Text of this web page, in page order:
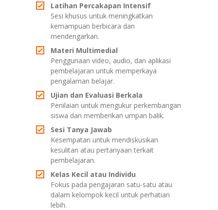
Latihan Percakapan Intensif
Sesi khusus untuk meningkatkan
kemampuan berbicara dan
mendengarkan.
Materi Multimedial
Penggunaan video, audio, dan aplikasi
pembelajaran untuk memperkaya
pengalaman belajar.
Ujian dan Evaluasi Berkala
Penilaian untuk mengukur perkembangan
siswa dan memberikan umpan balik.
Sesi Tanya Jawab
Kesempatan untuk mendiskusikan
kesulitan atau pertanyaan terkait
pembelajaran.
Kelas Kecil atau Individu
Fokus pada pengajaran satu-satu atau
dalam kelompok kecil untuk perhatian
lebih.